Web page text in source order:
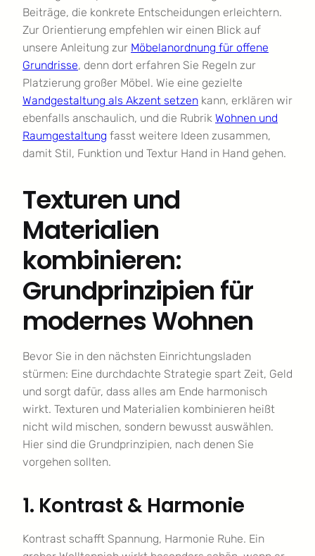
Beiträge, die konkrete Entscheidungen erleichtern.
Zur Orientierung empfehlen wir einen Blick auf
unsere Anleitung zur Möbelanordnung für offene
Grundrisse, denn dort erfahren Sie Regeln zur
Platzierung großer Möbel. Wie eine gezielte
Wandgestaltung als Akzent setzen kann, erklären wir
ebenfalls anschaulich, und die Rubrik Wohnen und
Raumgestaltung fasst weitere Ideen zusammen,
damit Stil, Funktion und Textur Hand in Hand gehen.
Texturen und
Materialien
kombinieren:
Grundprinzipien für
modernes Wohnen
Bevor Sie in den nächsten Einrichtungsladen
stürmen: Eine durchdachte Strategie spart Zeit, Geld
und sorgt dafür, dass alles am Ende harmonisch
wirkt. Texturen und Materialien kombinieren heißt
nicht wild mischen, sondern bewusst auswählen.
Hier sind die Grundprinzipien, nach denen Sie
vorgehen sollten.
1. Kontrast & Harmonie
Kontrast schafft Spannung, Harmonie Ruhe. Ein